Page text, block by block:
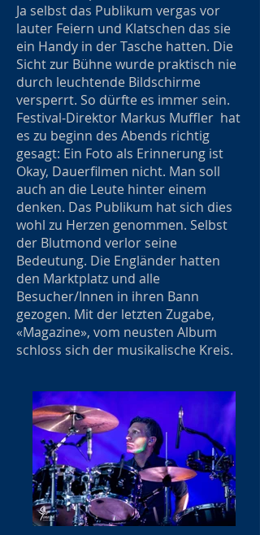
Ja selbst das Publikum vergas vor
lauter Feiern und Klatschen das sie
ein Handy in der Tasche hatten. Die
Sicht zur Bühne wurde praktisch nie
durch leuchtende Bildschirme
versperrt. So dürfte es immer sein.
Festival-Direktor Markus Muffler hat
es zu beginn des Abends richtig
gesagt: Ein Foto als Erinnerung ist
Okay, Dauerfilmen nicht. Man soll
auch an die Leute hinter einem
denken. Das Publikum hat sich dies
wohl zu Herzen genommen. Selbst
der Blutmond verlor seine
Bedeutung. Die Engländer hatten
den Marktplatz und alle
Besucher/Innen in ihren Bann
gezogen. Mit der letzten Zugabe,
«Magazine», vom neusten Album
schloss sich der musikalische Kreis.